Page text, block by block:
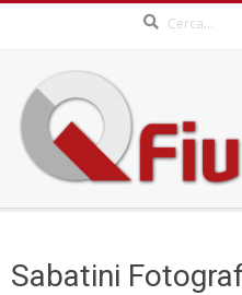
content
Menu
Sabatini